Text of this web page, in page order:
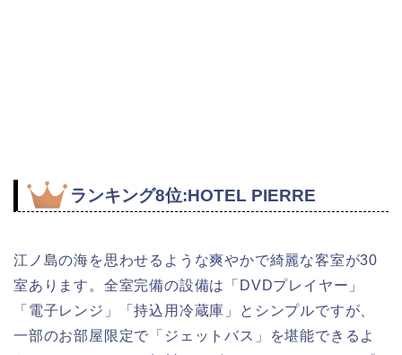
ランキング8位:HOTEL PIERRE
江ノ島の海を思わせるような爽やかで綺麗な客室が30
室あります。全室完備の設備は「DVDプレイヤー」
「電子レンジ」「持込用冷蔵庫」とシンプルですが、
一部のお部屋限定で「ジェットバス」を堪能できるよ